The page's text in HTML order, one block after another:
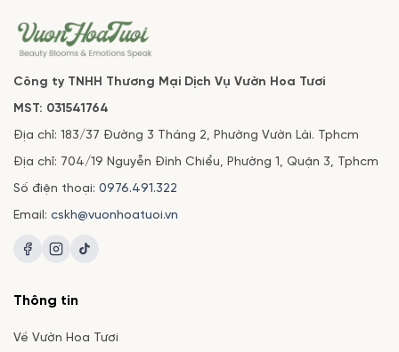
Công ty TNHH Thương Mại Dịch Vụ Vườn Hoa Tươi
MST: 031541764
Địa chỉ: 183/37 Đường 3 Tháng 2, Phường Vườn Lài. Tphcm
Địa chỉ: 704/19 Nguyễn Đình Chiểu, Phường 1, Quận 3, Tphcm
Số điện thoại: 0976.491.322
Email: cskh@vuonhoatuoi.vn
Thông tin
Về Vườn Hoa Tươi